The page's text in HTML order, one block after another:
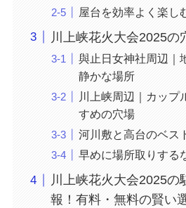
屋台を効率よく楽し
川上峡花火大会2025の
與止日女神社周辺｜
静かな場所
川上峡周辺｜カップ
すめの穴場
河川敷と高台のベス
早めに場所取りする
川上峡花火大会2025の
報！有料・無料の賢い